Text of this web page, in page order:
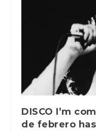
DISCO I’m
de febrero